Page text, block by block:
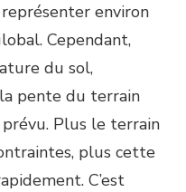
environ
Cependant,
du sol,
pente du terrain
Plus le terrain
plus cette
C’est